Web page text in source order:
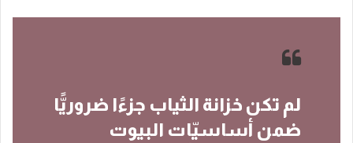
لم تكن خزانة الثياب جزءًا ضروريًّا
ضمن أساسيّات البيوت